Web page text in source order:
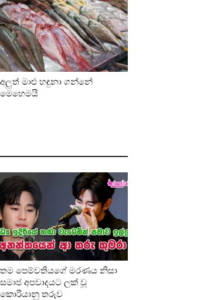
අලුත් මාළු හඳුනා ගන්නේ
මෙහෙමයි
තම පෙම්වතියගේ මරණය නිසා
සමාජ අපවාදයට ලක් වූ
කොරියානු තරුව